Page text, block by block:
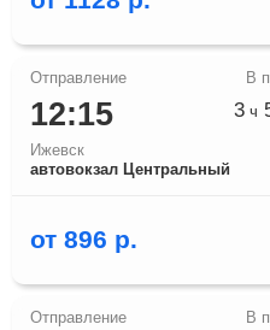
12:15
Ижевск
автовокзал Центральный
3ч
от 896 р.